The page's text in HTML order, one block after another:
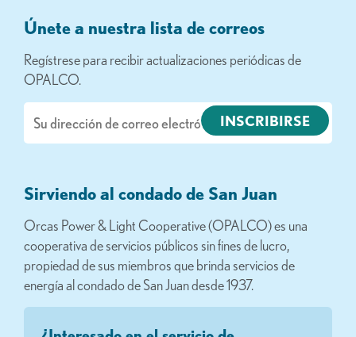
Únete a nuestra lista de correos
Regístrese para recibir actualizaciones periódicas de
OPALCO.
electrónico
Sirviendo al condado de San Juan
Orcas Power & Light Cooperative (OPALCO) es una
cooperativa de servicios públicos sin fines de lucro,
propiedad de sus miembros que brinda servicios de
energía al condado de San Juan desde 1937.